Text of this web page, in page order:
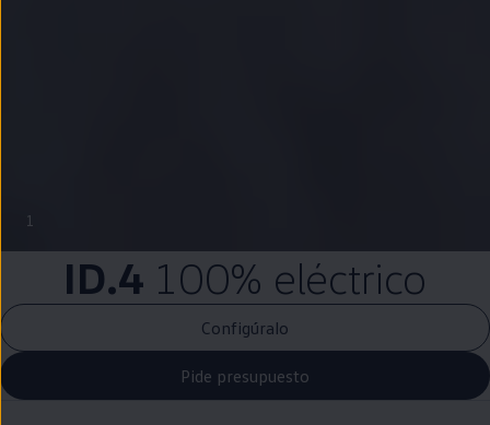
1
ID.4 100% eléctrico
Configúralo
Pide presupuesto